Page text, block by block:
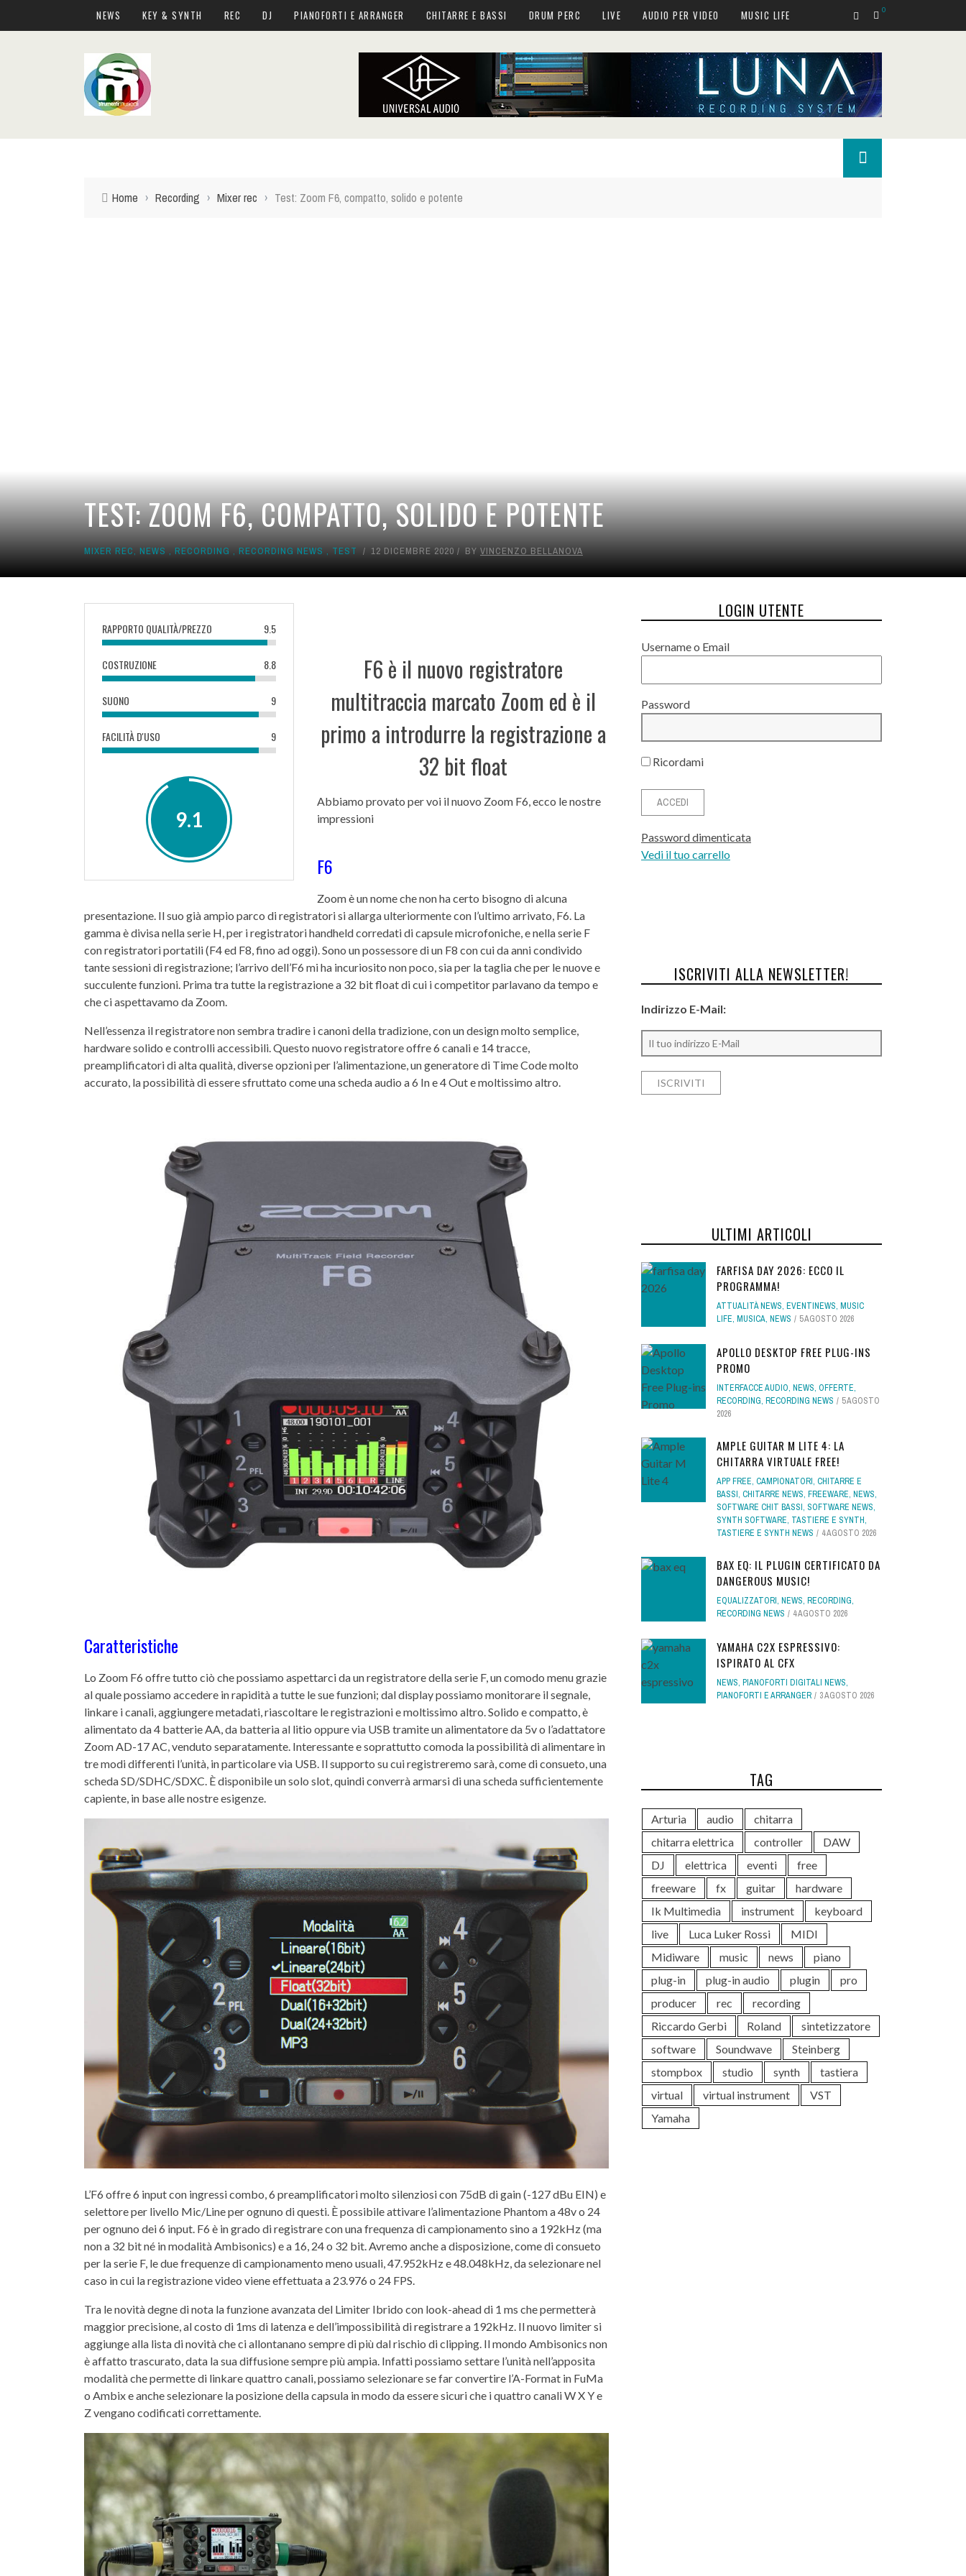
NEWS KEY & SYNTH REC DJ PIANOFORTI E ARRANGER CHITARRE E BASSI DRUM PERC LIVE AUDIO PER VIDEO MUSIC LIFE 0
Home › Recording › Mixer rec › Test: Zoom F6, compatto, solido e potente
TEST: ZOOM F6, COMPATTO, SOLIDO E POTENTE
MIXER REC, NEWS , RECORDING , RECORDING NEWS , TEST 12 DICEMBRE 2020 BY VINCENZO BELLANOVA
RAPPORTO QUALITÀ/PREZZO 9.5
COSTRUZIONE 8.8
SUONO 9
FACILITÀ D'USO 9
9.1
F6 è il nuovo registratore
multitraccia marcato Zoom ed è il
primo a introdurre la registrazione a
32 bit float
Abbiamo provato per voi il nuovo Zoom F6, ecco le nostre
impressioni
F6
Zoom è un nome che non ha certo bisogno di alcuna
presentazione. Il suo già ampio parco di registratori si allarga ulteriormente con l’ultimo arrivato, F6. La
gamma è divisa nella serie H, per i registratori handheld corredati di capsule microfoniche, e nella serie F
con registratori portatili (F4 ed F8, fino ad oggi). Sono un possessore di un F8 con cui da anni condivido
tante sessioni di registrazione; l’arrivo dell’F6 mi ha incuriosito non poco, sia per la taglia che per le nuove e
succulente funzioni. Prima tra tutte la registrazione a 32 bit float di cui i competitor parlavano da tempo e
che ci aspettavamo da Zoom.
Nell’essenza il registratore non sembra tradire i canoni della tradizione, con un design molto semplice,
hardware solido e controlli accessibili. Questo nuovo registratore offre 6 canali e 14 tracce,
preamplificatori di alta qualità, diverse opzioni per l’alimentazione, un generatore di Time Code molto
accurato, la possibilità di essere sfruttato come una scheda audio a 6 In e 4 Out e moltissimo altro.
Caratteristiche
Lo Zoom F6 offre tutto ciò che possiamo aspettarci da un registratore della serie F, un comodo menu grazie
al quale possiamo accedere in rapidità a tutte le sue funzioni; dal display possiamo monitorare il segnale,
linkare i canali, aggiungere metadati, riascoltare le registrazioni e moltissimo altro. Solido e compatto, è
alimentato da 4 batterie AA, da batteria al litio oppure via USB tramite un alimentatore da 5v o l’adattatore
Zoom AD-17 AC, venduto separatamente. Interessante e soprattutto comoda la possibilità di alimentare in
tre modi differenti l’unità, in particolare via USB. Il supporto su cui registreremo sarà, come di consueto, una
scheda SD/SDHC/SDXC. Èdisponibile un solo slot, quindi converrà armarsi di una scheda sufficientemente
capiente, in base alle nostre esigenze.
L’F6 offre 6 input con ingressi combo, 6 preamplificatori molto silenziosi con 75dB di gain (-127 dBu EIN) e
selettore per livello Mic/Line per ognuno di questi. Èpossibile attivare l’alimentazione Phantom a 48v o 24
per ognuno dei 6 input. F6 è in grado di registrare con una frequenza di campionamento sino a 192kHz (ma
non a 32 bit né in modalità Ambisonics) e a 16, 24 o 32 bit. Avremo anche a disposizione, come di consueto
per la serie F, le due frequenze di campionamento meno usuali, 47.952kHz e 48.048kHz, da selezionare nel
caso in cui la registrazione video viene effettuata a 23.976 o 24 FPS.
Tra le novità degne di nota la funzione avanzata del Limiter Ibrido con look-ahead di 1 ms che permetterà
maggior precisione, al costo di 1ms di latenza e dell’impossibilità di registrare a 192kHz. Il nuovo limiter si
aggiunge alla lista di novità che ci allontanano sempre di più dal rischio di clipping. Il mondo Ambisonics non
è affatto trascurato, data la sua diffusione sempre più ampia. Infatti possiamo settare l’unità nell’apposita
modalità che permette di linkare quattro canali, possiamo selezionare se far convertire l’A-Format in FuMa
o Ambix e anche selezionare la posizione della capsula in modo da essere sicuri che i quattro canali W X Y e
Z vengano codificati correttamente.
LOGIN UTENTE
Username o Email
Password
Ricordami
Password dimenticata
Vedi il tuo carrello
ISCRIVITI ALLA NEWSLETTER!
Indirizzo E-Mail:
ULTIMI ARTICOLI
FARFISA DAY 2026: ECCO IL
PROGRAMMA!
ATTUALITÀ NEWS, EVENTINEWS, MUSIC
LIFE, MUSICA, NEWS 5 AGOSTO 2026
APOLLO DESKTOP FREE PLUG-INS
PROMO
INTERFACCE AUDIO, NEWS, OFFERTE,
RECORDING, RECORDING NEWS
5 AGOSTO
2026
AMPLE GUITAR M LITE 4: LA
CHITARRA VIRTUALE FREE!
APP FREE, CAMPIONATORI, CHITARRE E
BASSI, CHITARRE NEWS, FREEWARE, NEWS,
SOFTWARE CHIT BASSI, SOFTWARE NEWS,
SYNTH SOFTWARE, TASTIERE E SYNTH,
TASTIERE E SYNTH NEWS
4 AGOSTO 2026
BAX EQ: IL PLUGIN CERTIFICATO DA
DANGEROUS MUSIC!
EQUALIZZATORI, NEWS, RECORDING,
RECORDING NEWS
4 AGOSTO 2026
YAMAHA C2X ESPRESSIVO:
ISPIRATO AL CFX
NEWS, PIANOFORTI DIGITALI NEWS,
PIANOFORTI E ARRANGER
3 AGOSTO 2026
TAG
Arturia audio
chitarra
chitarra elettrica
controller
DAW
DJ
elettrica eventi
free
freeware
fx guitar
hardware
Ik Multimedia
instrument
keyboard
live
Luca Luker Rossi
MIDI
Midiware
music news
piano
plug-in
plug-in audio plugin
pro
producer
rec
recording
Riccardo Gerbi
Roland
sintetizzatore
software
Soundwave
Steinberg
stompbox
studio synth
tastiera
virtual
virtual instrument
VST
Yamaha